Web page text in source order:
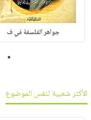
جواهر الفلسفة في ف
1
الأكثر شعبية لنفس الموضوع